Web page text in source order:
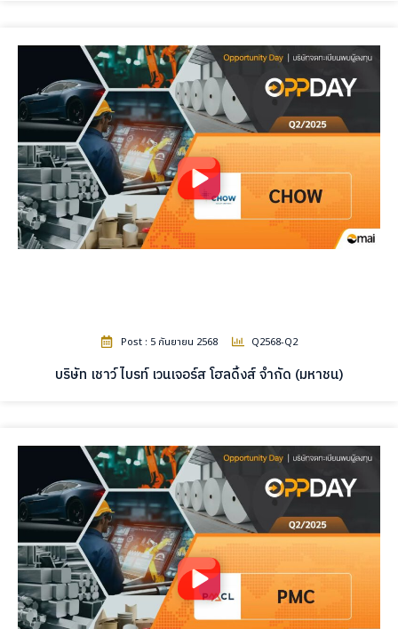
Post : 5 กันยายน 2568 Q2568-Q2
บริษัท เชาว์ ไบรท์ เวนเจอร์ส โฮลดิ้งส์ จำกัด (มหาชน)